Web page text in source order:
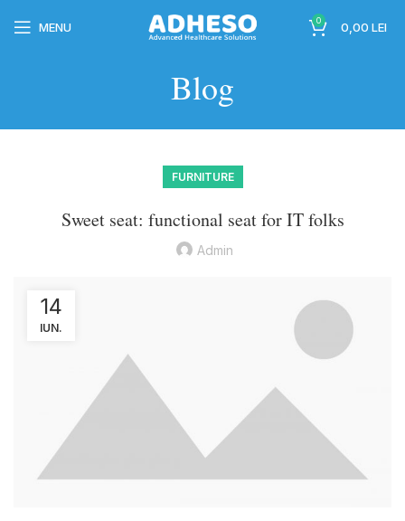
MENU 0 0,00 LEI
Blog
FURNITURE
Sweet seat: functional seat for IT folks
Admin
14
IUN.